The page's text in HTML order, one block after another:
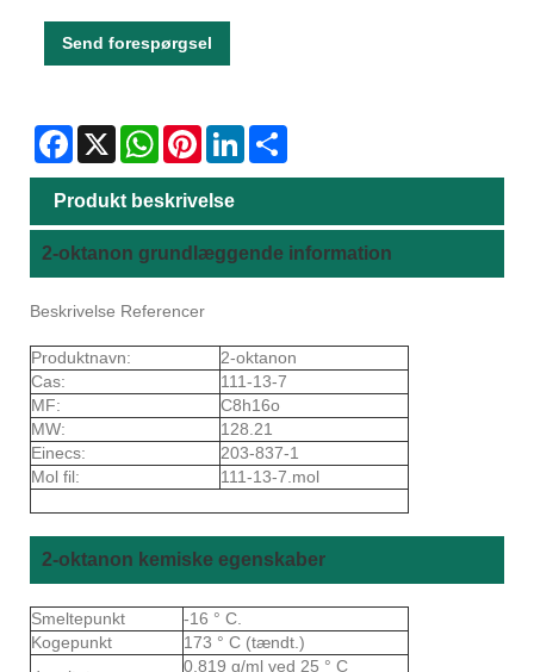
Send forespørgsel
Facebook
X WhatsAppPinterestLinkedIn
Produkt beskrivelse
2-oktanon grundlæggende information
Beskrivelse Referencer
Produktnavn:
2-oktanon
Cas:
111-13-7
MF:
C8h16o
MW:
128.21
Einecs:
203-837-1
Mol fil:
111-13-7.mol
2-oktanon kemiske egenskaber
Smeltepunkt
-16 ° C.
Kogepunkt
173 ° C (tændt.)
0,819 g/ml ved 25 ° C